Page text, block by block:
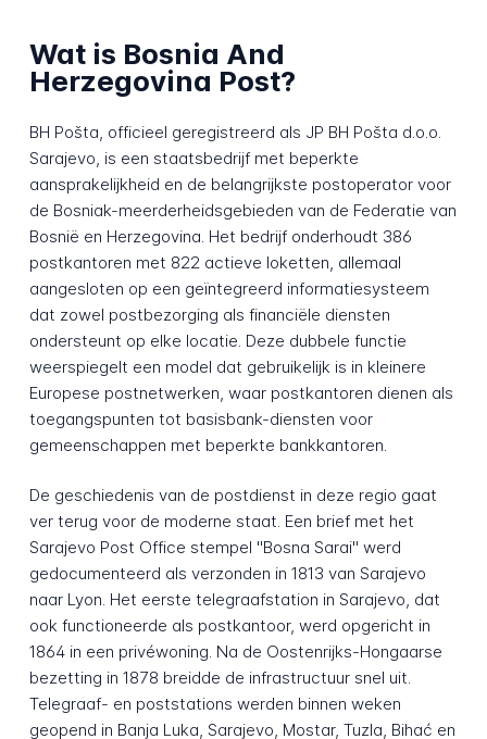
Wat is Bosnia And
Herzegovina Post?
BH Pošta, officieel geregistreerd als JP BH Pošta d.o.o.
Sarajevo, is een staatsbedrijf met beperkte
aansprakelijkheid en de belangrijkste postoperator voor
de Bosniak-meerderheidsgebieden van de Federatie van
Bosnië en Herzegovina. Het bedrijf onderhoudt 386
postkantoren met 822 actieve loketten, allemaal
aangesloten op een geïntegreerd informatiesysteem
dat zowel postbezorging als financiële diensten
ondersteunt op elke locatie. Deze dubbele functie
weerspiegelt een model dat gebruikelijk is in kleinere
Europese postnetwerken, waar postkantoren dienen als
toegangspunten tot basisbank-diensten voor
gemeenschappen met beperkte bankkantoren.
De geschiedenis van de postdienst in deze regio gaat
ver terug voor de moderne staat. Een brief met het
Sarajevo Post Office stempel "Bosna Sarai" werd
gedocumenteerd als verzonden in 1813 van Sarajevo
naar Lyon. Het eerste telegraafstation in Sarajevo, dat
ook functioneerde als postkantoor, werd opgericht in
1864 in een privéwoning. Na de Oostenrijks-Hongaarse
bezetting in 1878 breidde de infrastructuur snel uit.
Telegraaf- en poststations werden binnen weken
geopend in Banja Luka, Sarajevo, Mostar, Tuzla, Bihać en